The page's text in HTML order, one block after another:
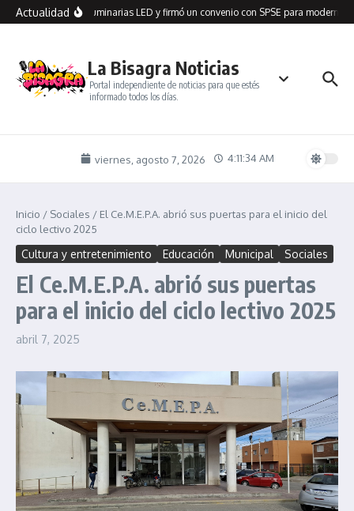
Saltar al contenido
Actualidad
Seco recibió 100 luminarias LED y firmó un convenio con SPSE para
La Bisagra Noticias
Portal independiente de noticias para que estés
informado todos los días.
viernes, agosto 7, 2026 4:11:34 AM
Inicio / Sociales / El Ce.M.E.P.A. abrió sus puertas para el inicio del
ciclo lectivo 2025
Cultura y entretenimiento Educación Municipal Sociales
El Ce.M.E.P.A. abrió sus puertas
para el inicio del ciclo lectivo 2025
abril 7, 2025